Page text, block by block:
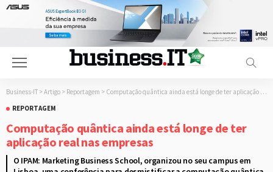
Business-IT > Artigo > Reportagem > Computação quântica ainda está longe de ter aplicação real nas empresas
REPORTAGEM
Computação quântica ainda está longe de ter
aplicação real nas empresas
O IPAM: Marketing Business School, organizou no seu campus em